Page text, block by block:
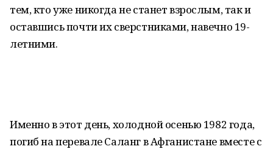
тем, кто уже никогда не станет взрослым, так и
оставшись почти их сверстниками, навечно 19-
летними.
Именно в этот день, холодной осенью 1982 года,
погиб на перевале Саланг в Афганистане вместе с